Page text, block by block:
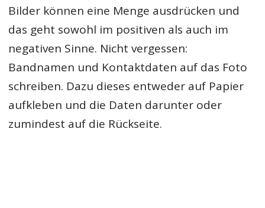
Bilder können eine Menge ausdrücken und
das geht sowohl im positiven als auch im
negativen Sinne. Nicht vergessen:
Bandnamen und Kontaktdaten auf das Foto
schreiben. Dazu dieses entweder auf Papier
aufkleben und die Daten darunter oder
zumindest auf die Rückseite.